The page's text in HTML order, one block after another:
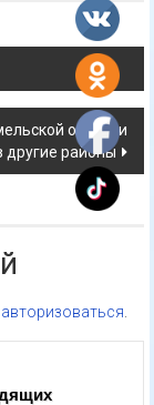
области
другие районы
авторизоваться